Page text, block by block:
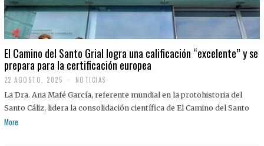
El Camino del Santo Grial logra una calificación “excelente” y se
prepara para la certificación europea
22 AGOSTO, 2025
2
A
G
NOTICIAS
La Dra. Ana Mafé García, referente mundial en la protohistoria del
Santo Cáliz, lidera la consolidación científica de El Camino del Santo
More